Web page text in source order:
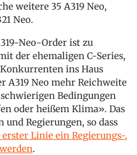
weitere 35 A319 Neo,
Neo.
Neo-Order ist zu
der ehemaligen C-Series,
ins Haus
A319 Neo mehr Reichweite
Bedingungen
oder heißem Klima». Das
Regierungen, so dass
Linie ein Regierungs-,
.